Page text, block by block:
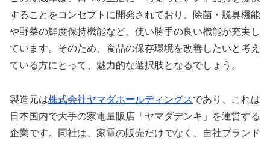
することをコンセプトに開発されており、除菌・脱臭機能
や野菜の鮮度保持機能など、使い勝手の良い機能が充実し
ています。そのため、食品の保存環境を改善したいと考え
ている方にとって、魅力的な選択肢となるでしょう。
製造元は株式会社ヤマダホールディングスであり、これは
日本国内で大手の家電量販店「ヤマダデンキ」を運営する
企業です。同社は、家電の販売だけでなく、自社ブランド